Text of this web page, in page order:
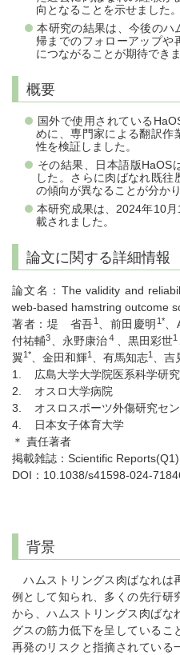
向となることを示せました。
本研究の結果は、今後のハ
帰までのフォローアップや
につながることが期待できま
概要
国外で使用されている
めに、専門家による翻訳作
性を検証しました。
その結果、日本語版HaOS
した。さらに肉ばなれ既
の傾向が異なることが分かり
本研究成果は、2024年10
載されました。
論文に関する詳細情報
論文名：The validity and
web-based hamstring outcome
著者：堤 省吾1、前田慶明 1*、
付祐輔3 、永野康治４ 、黒田彩世1
翼1* 、金田和輝1 、有馬知志1 、
1. 広島大学大学院医系科学研
2. オスロ大学病院
3. オスロスポーツ外傷研究セ
4. 日本女子体育大学
＊ 責任著者
掲載雑誌：Scientific Reports(Q1)
DOI：10.1038/s41598-024-
背景
ハムストリングス肉ばなれは
例として知られ、多くの先行研
から、ハムストリングス肉ばな
グスの筋力低下を呈しているこ
再発のリスクと指摘されている